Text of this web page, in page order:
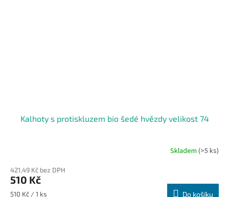
Kalhoty s protiskluzem bio šedé hvězdy velikost 74
Skladem (>5 ks)
421,49 Kč bez DPH
510 Kč
Měrná
510 Kč / 1 ks Do košíku